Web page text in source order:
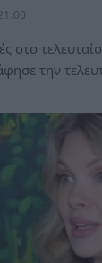
στο
την